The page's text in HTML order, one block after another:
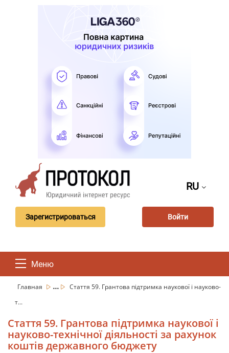
RU
Зарегистрироваться Войти
Меню
Главная ...
Стаття 59. Грантова підтримка наукової і науково-
т...
Стаття 59. Грантова підтримка наукової і
науково-технічної діяльності за рахунок
коштів державного бюджету